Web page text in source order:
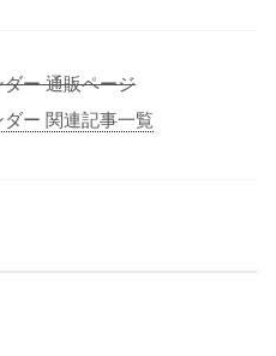
ー 通販ページ
ー 関連記事一覧